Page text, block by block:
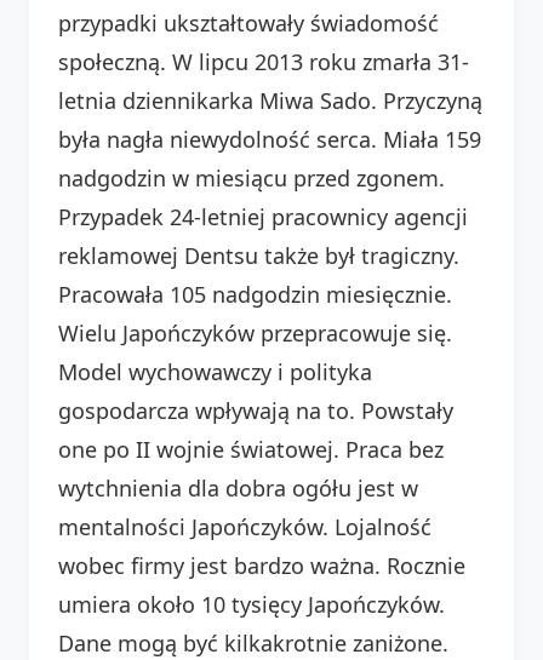
przypadki ukształtowały świadomość
społeczną. W lipcu 2013 roku zmarła 31-
letnia dziennikarka Miwa Sado. Przyczyną
była nagła niewydolność serca. Miała 159
nadgodzin w miesiącu przed zgonem.
Przypadek 24-letniej pracownicy agencji
reklamowej Dentsu także był tragiczny.
Pracowała 105 nadgodzin miesięcznie.
Wielu Japończyków przepracowuje się.
Model wychowawczy i polityka
gospodarcza wpływają na to. Powstały
one po II wojnie światowej. Praca bez
wytchnienia dla dobra ogółu jest w
mentalności Japończyków. Lojalność
wobec firmy jest bardzo ważna. Rocznie
umiera około 10 tysięcy Japończyków.
Dane mogą być kilkakrotnie zaniżone.